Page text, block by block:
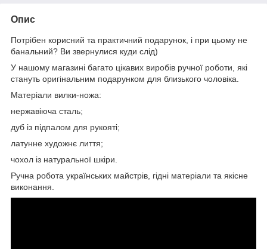
Опис
Потрібен корисний та практичний подарунок, і при цьому не
банальний? Ви звернулися куди слід)
У нашому магазині багато цікавих виробів ручної роботи, які
стануть оригінальним подарунком для близького чоловіка.
Матеріали вилки-ножа:
нержавіюча сталь;
дуб із підпалом для рукояті;
латунне художнє лиття;
чохол із натуральної шкіри.
Ручна робота українських майстрів, гідні матеріали та якісне
виконання.